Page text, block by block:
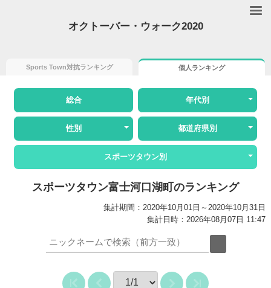
オクトーバー・ウォーク2020
Sports Town対抗ランキング 個人ランキング
総合 年代別
性別 都道府県別
スポーツタウン別
スポーツタウン富士河口湖町のランキング
集計期間：2020年10月01日～2020年10月31日
集計日時：2026年08月07日 11:47